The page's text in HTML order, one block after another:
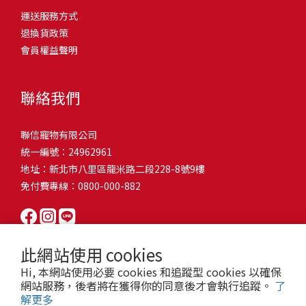
此網站使用 cookies
Hi, 本網站使用必要 cookies 和追蹤型 cookies 以確保
網站服務，後者將在獲得你的同意後才會執行追蹤。 了
解更多
和獨立能力。 幼犬訓練常見問題Q1: 幾個月大的幼犬最適合開始訓
練？A: 訓練可從幼犬到家首日開始（約8-10週大）。3-16週是社會
化黃金期，每次訓練控制在5-10分鐘內。Q2: 幼犬如廁訓練需要多久
屬啃咬玩具作替代品，發現不當啃咬時堅定說「不」，並引導至適
尿尿？A: 建立固定如廁時間表，成功時立即獎勵。限制活動範圍並
密切監督。意外發生時不責罵，使用專用除臭劑徹底清理。Q5: 幼犬
一直吠叫怎麼辦？A: 找出原因（尋求注意力、警戒、焦慮）。訓練
「安靜」指令，停止吠叫時獎勵。避免對吠叫作出反應，確保充分
向獎勵比懲罰更有效且健康。懲罰可能導致恐懼或攻擊行為，破壞
狗狗怎麼辦？A: 循序漸進社交化，從友善成犬開始。不強迫互動，
正面經驗後給予獎勵。考慮參加專業幼犬社交課程。Q8: 幼犬分離焦
慮要如何處理？A: 練習短暫分離，逐漸延長。離開和返家時保持低
調。提供能分散注意力的玩具，建立可預測的離家儀式。每隻幼犬
熱，水分流失快，腸道可能變得敏感，導致糞便變軟或拉稀。如果
換季時沒有適當調整環境，貓咪的腸胃就可能跟著「鬧脾氣」。冬
天注意保暖，提供暖墊、厚毯，避免冷風直吹。夏天補充水分，可
像是開冷氣又突然關掉，容易讓貓咪腸胃受影響。重點提醒：換季
時，記得關心貓咪的腸胃狀況，適當調整環境，幫助毛孩適應！ 貓
有血絲、異味特別重，那就要小心可能是 寄生蟲感染（如蛔蟲、鈎
蟲、球蟲）或腸胃炎、腸道疾病。這類情況會影響營養吸收，長期
下來甚至可能造成貓咪消瘦、免疫力下降。定期驅蟲（幼貓建議每
月一次，成貓每 3~6 個月一次）。觀察貓咪精神狀態，如果還伴隨
嘔吐、食慾下降，務必儘早就醫。重點提醒：如果貓咪拉肚子超過 2
天，或糞便異常，應立即帶去獸醫院檢查！ 貓咪拉肚子原因5. 情緒
壓力影響腸胃壓力不只影響人類，也會影響貓咪的腸胃！過度緊
張、焦慮、驚嚇（如煙火聲、大聲喧嘩），都可能讓貓咪拉肚子。
尤其是個性敏感的貓咪，對變化的適應力比較低，壓力一大，腸胃
就先「罷工」。減少壓力來源，盡量讓貓咪的作息固定。給貓咪陪
活中輕鬆改善看到滿屋子的貓毛是不是很抓狂？別擔心！其實只要
透過一些簡單的日常照護方式，就能有效減少貓咪掉毛情況。從梳
毛、洗澡到增加互動和營養調整，這些小撇步不僅能幫助貓咪維持
行動吧！ 預防貓掉毛方法1：勤勞梳毛養貓必備神器就是各種梳子
啦！勤勞梳毛是最直接有效的掉毛控制方法。定期梳理可以幫貓咪
髮打結和皮膚問題。建議週期：短毛貓每週梳1-2次，長毛貓則建議
2-3天梳一次。挑選合適的梳具也很重要，可以準備橡膠刷、鬃毛刷
或專用脫毛梳，依照毛質選擇。記得將梳毛變成愉快的日常儀式，
不僅能增加你們的互動時間，也讓貓咪享受被梳理的舒適感！預防
貓掉毛方法2：定期洗澡「貓咪會自己清潔，不需要洗澡」這個想法
其實不完全正確哦！適當的洗澡能幫助貓咪清除死毛和皮屑，減少
澡頻率不宜過高，一般室內貓咪1-3個月洗一次就足夠，過度洗澡反
而會造成皮膚乾燥。選擇專為貓咪設計的溫和洗毛精，洗後一定要
完全吹乾，避免濕毛造成皮膚問題。如果貓咪特別害怕洗澡，可以
的紙箱。建議一開始可以購買單價較低的入門款，觀察一下貓咪的
使用狀況，再考慮購買「豪宅」！ 項目費用用品貓碗$300貓窩
$500貓跳台$1,500貓砂盆$500貓抓板$300外出籠$1,000一次性養貓
咪是非常需要安全感的動物，可以準備一個專屬他的「寶座」，當
花費3：貓跳台貓咪雖然不需要外出進行放電，但在家中還是需要擺
放高度適合的貓跳台提供貓咪玩耍，貓跳台與貓窩相同，能給予貓
咪對於環境的安全感。一次性養貓用品相關花費4：貓砂盆貓咪排泄
用品，可選擇合適貓咪體型大小，不宜過小。一次性養貓用品相關
想，需要準備一個能夠讓牠們放肆磨爪的貓抓板。一次性養貓用品
時，外出籠就非常重要，平常也可以適度讓貓咪適應外出籠，避免
緊急情況時，貓咪過度抗拒。總結來說貓咪在健康及用品的一次性
費用大約落在 $ 7900~ $ 11600不等。雖說金額看起來不少，但以上
運送服務方式
退換貨政策
會員權益聲明
聯絡我們
聯信寵物有限公司
統一編號：24962961
地址：新北市八里區龍米路二段228-8號9樓
免付費專線：0800-000-882